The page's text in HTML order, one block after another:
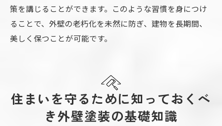
策を講じることができます。このような習慣を身につけ
ることで、外壁の老朽化を未然に防ぎ、建物を長期間、
美しく保つことが可能です。
住まいを守るために知っておくべ
き外壁塗装の基礎知識